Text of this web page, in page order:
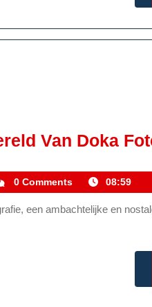
Van Doka
0 Comments 08:59